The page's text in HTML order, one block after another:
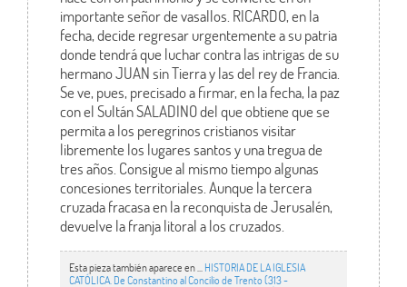
importante señor de vasallos. RICARDO, en la
fecha, decide regresar urgentemente a su patria
donde tendrá que luchar contra las intrigas de su
hermano JUAN sin Tierra y las del rey de Francia.
Se ve, pues, precisado a firmar, en la fecha, la paz
con el Sultán SALADINO del que obtiene que se
permita a los peregrinos cristianos visitar
libremente los lugares santos y una tregua de
tres años. Consigue al mismo tiempo algunas
concesiones territoriales. Aunque la tercera
cruzada fracasa en la reconquista de Jerusalén,
devuelve la franja litoral a los cruzados.
Esta pieza también aparece en ... HISTORIA DE LA IGLESIA
CATÓLICA. De Constantino al Concilio de Trento (313 -